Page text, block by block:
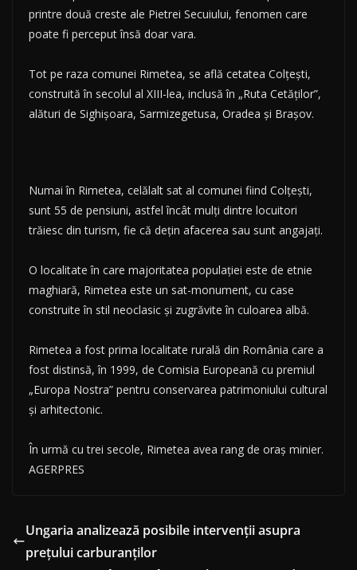
printre două creste ale Pietrei Secuiului, fenomen care
poate fi perceput însă doar vara.
Tot pe raza comunei Rimetea, se află cetatea Colţeşti,
construită în secolul al XIII-lea, inclusă în „Ruta Cetăţilor”,
alături de Sighişoara, Sarmizegetusa, Oradea şi Braşov.
Numai în Rimetea, celălalt sat al comunei fiind Colţeşti,
sunt 55 de pensiuni, astfel încât mulţi dintre locuitori
trăiesc din turism, fie că deţin afacerea sau sunt angajaţi.
O localitate în care majoritatea populaţiei este de etnie
maghiară, Rimetea este un sat-monument, cu case
construite în stil neoclasic şi zugrăvite în culoarea albă.
Rimetea a fost prima localitate rurală din România care a
fost distinsă, în 1999, de Comisia Europeană cu premiul
„Europa Nostra” pentru conservarea patrimoniului cultural
şi arhitectonic.
În urmă cu trei secole, Rimetea avea rang de oraş minier.
AGERPRES
Ungaria analizează posibile intervenții asupra
prețului carburanților